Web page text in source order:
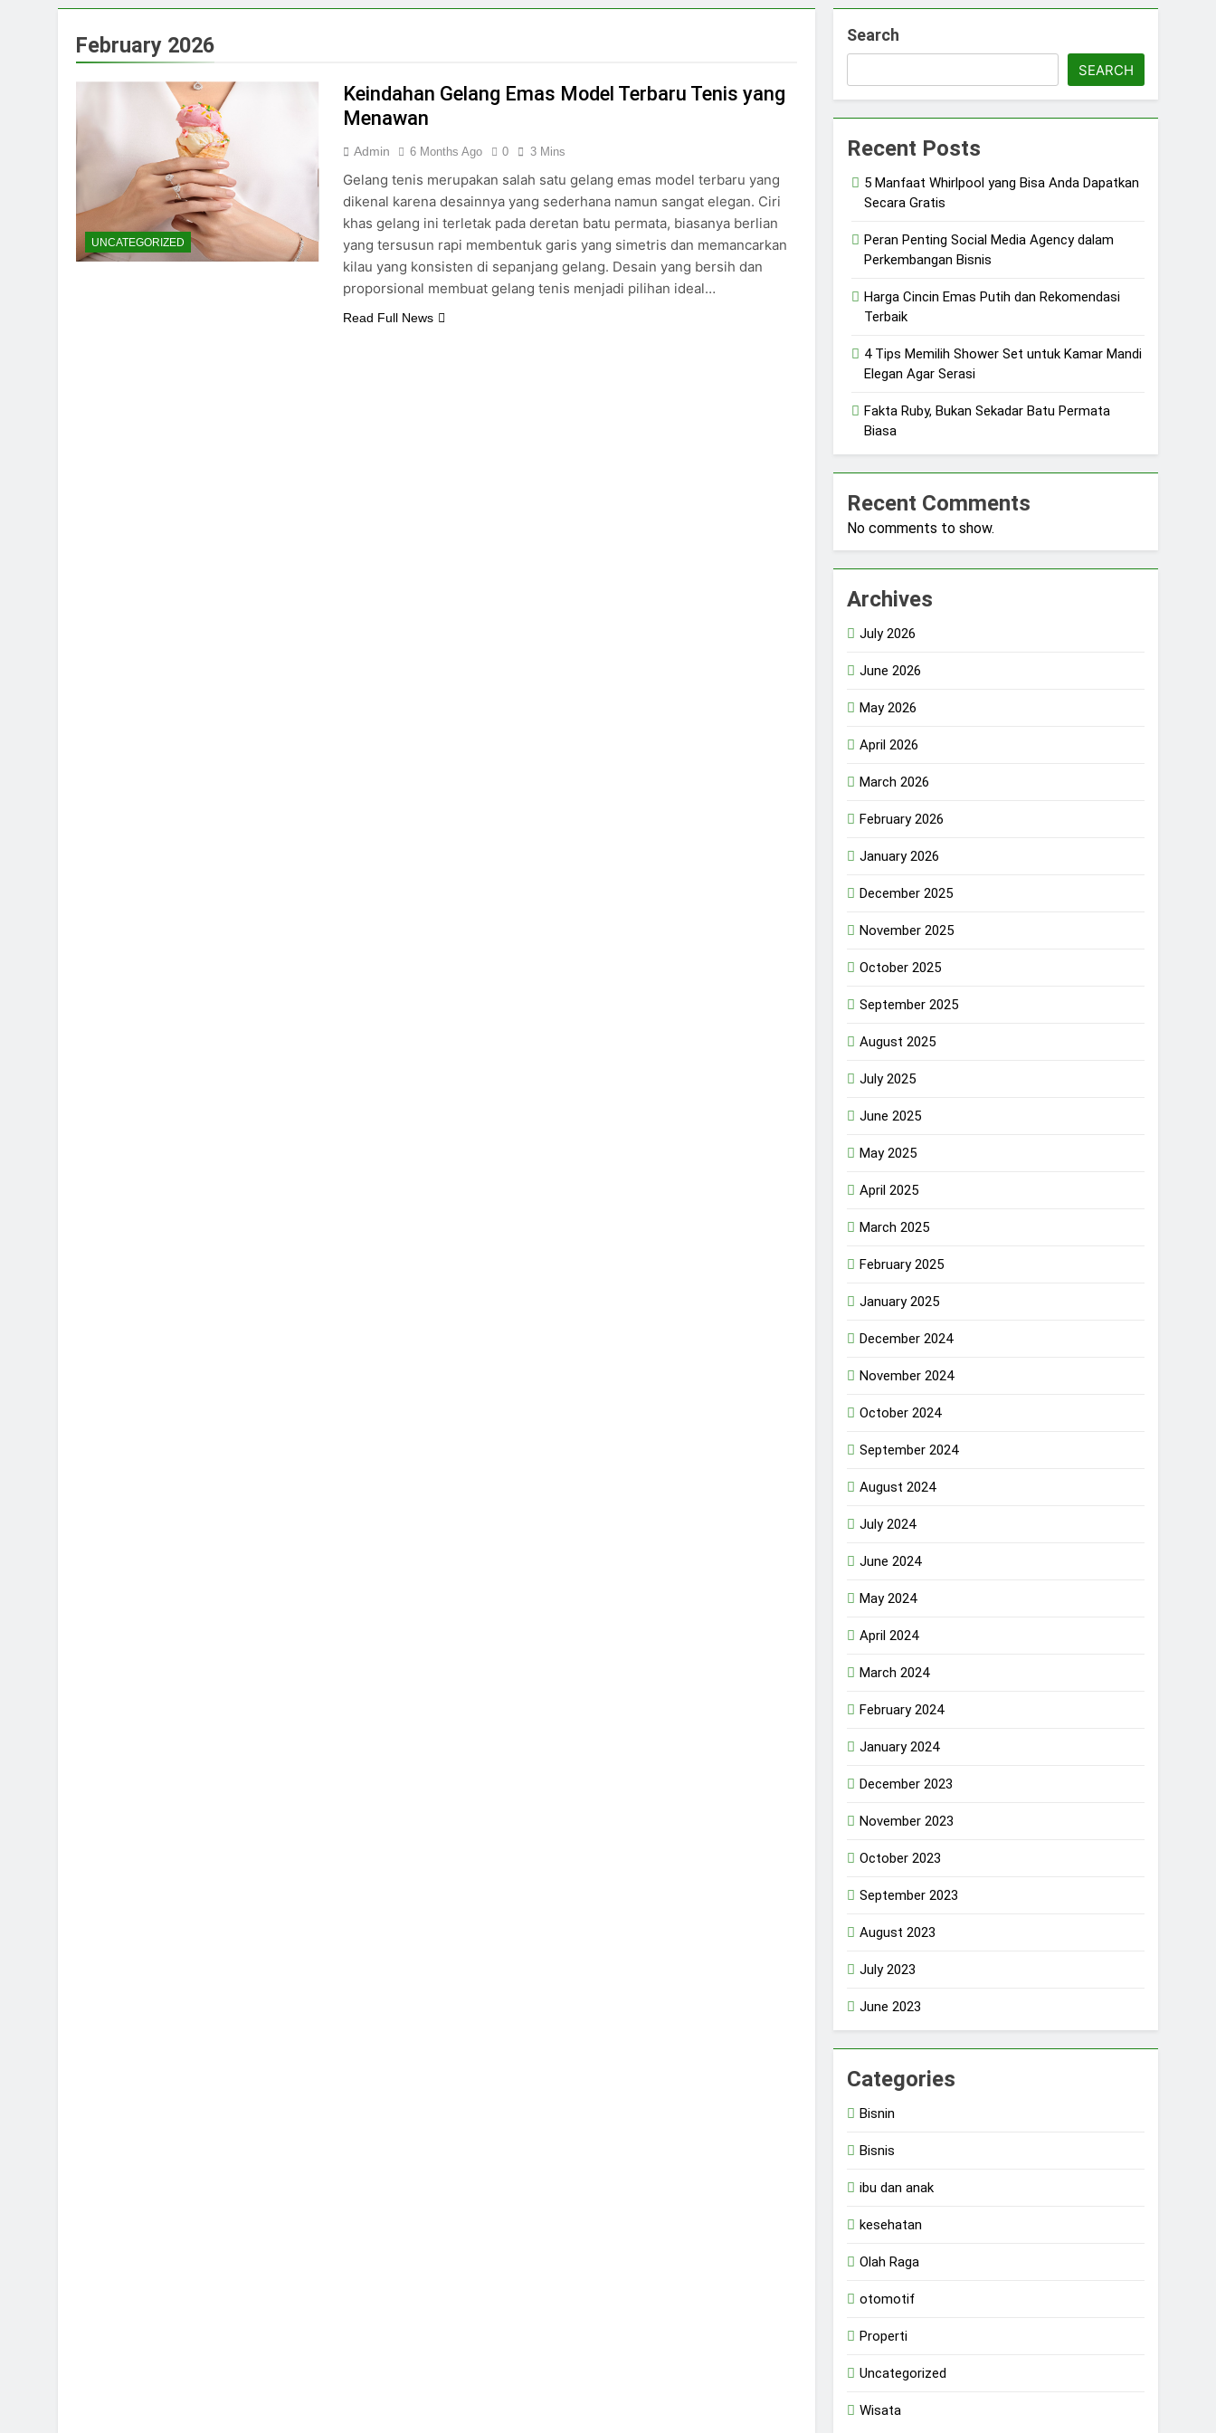
February 2026
UNCATEGORIZED
Keindahan Gelang Emas Model Terbaru Tenis yang
Menawan
Admin 6 Months Ago 0 3 Mins
Gelang tenis merupakan salah satu gelang emas model terbaru yang
dikenal karena desainnya yang sederhana namun sangat elegan. Ciri
khas gelang ini terletak pada deretan batu permata, biasanya berlian
yang tersusun rapi membentuk garis yang simetris dan memancarkan
kilau yang konsisten di sepanjang gelang. Desain yang bersih dan
proporsional membuat gelang tenis menjadi pilihan ideal…
Read Full News
Search
SEARCH
Recent Posts
5 Manfaat Whirlpool yang Bisa Anda Dapatkan
Secara Gratis
Peran Penting Social Media Agency dalam
Perkembangan Bisnis
Harga Cincin Emas Putih dan Rekomendasi
Terbaik
4 Tips Memilih Shower Set untuk Kamar Mandi
Elegan Agar Serasi
Fakta Ruby, Bukan Sekadar Batu Permata
Biasa
Recent Comments
No comments to show.
Archives
July 2026
June 2026
May 2026
April 2026
March 2026
February 2026
January 2026
December 2025
November 2025
October 2025
September 2025
August 2025
July 2025
June 2025
May 2025
April 2025
March 2025
February 2025
January 2025
December 2024
November 2024
October 2024
September 2024
August 2024
July 2024
June 2024
May 2024
April 2024
March 2024
February 2024
January 2024
December 2023
November 2023
October 2023
September 2023
August 2023
July 2023
June 2023
Categories
Bisnin
Bisnis
ibu dan anak
kesehatan
Olah Raga
otomotif
Properti
Uncategorized
Wisata